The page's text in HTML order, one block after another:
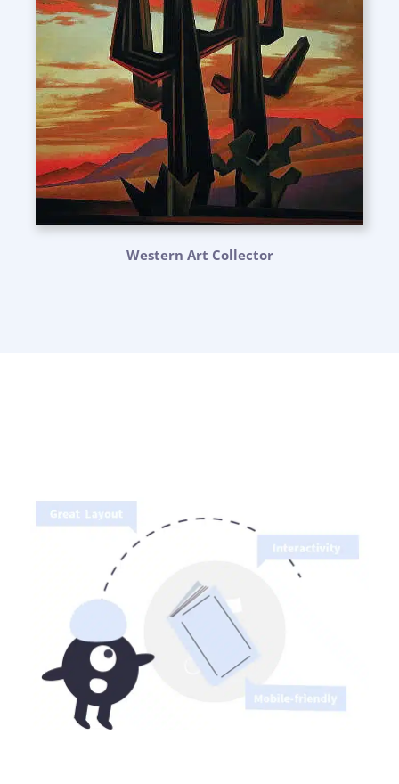
Western Art Collector